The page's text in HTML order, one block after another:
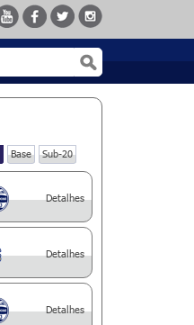
Base Sub-20
Detalhes
Detalhes
Detalhes